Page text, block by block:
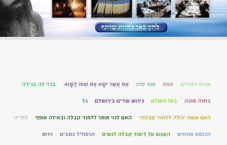
אגרת הקודש אמת אפר פרה אֵת אֲשֶׁר יִשָּׂא אֶת שְׁמוֹ לַשָּׁוְא. בגד זה בגידה
בחרה מוכה בעל הסולם גירוש שדים בירושלם גל
האם אשה יכולה ללמוד קבלה? האם לגוי מותר ללמוד קבלה ובאיזה אופן? הודיה
הכנסת אורחים העונש על לימוד קבלה לנשים הרמח"ל כתבים וירוס